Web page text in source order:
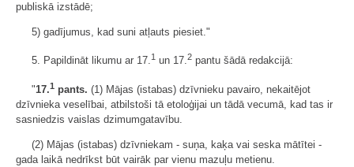
publiskā izstādē;
5) gadījumus, kad suni atļauts piesiet."
5. Papildināt likumu ar 17.1 un 17.2 pantu šādā redakcijā:
"17.1 pants. (1) Mājas (istabas) dzīvnieku pavairo, nekaitējot
dzīvnieka veselībai, atbilstoši tā etoloģijai un tādā vecumā, kad tas ir
sasniedzis vaislas dzimumgatavību.
(2) Mājas (istabas) dzīvniekam - suņa, kaķa vai seska mātītei -
gada laikā nedrīkst būt vairāk par vienu mazuļu metienu.